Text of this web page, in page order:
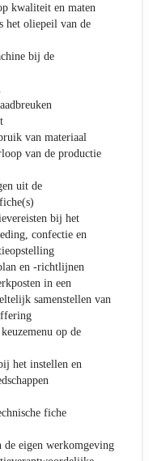
kwaliteit en maten
het oliepeil van de
bij de
van materiaal
van de productie
uit de
bij het
confectie en
en -richtlijnen
in een
samenstellen van
op de
het instellen en
fiche
de eigen werkomgeving